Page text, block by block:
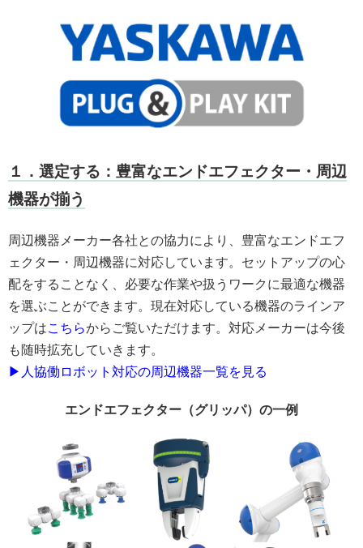
１．選定する：豊富なエンドエフェクター・周辺
機器が揃う
周辺機器メーカー各社との協力により、豊富なエンドエフ
ェクター・周辺機器に対応しています。セットアップの心
配をすることなく、必要な作業や扱うワークに最適な機器
を選ぶことができます。現在対応している機器のラインア
ップはこちらからご覧いただけます。対応メーカーは今後
も随時拡充していきます。
▶人協働ロボット対応の周辺機器一覧を見る
エンドエフェクター（グリッパ）の一例